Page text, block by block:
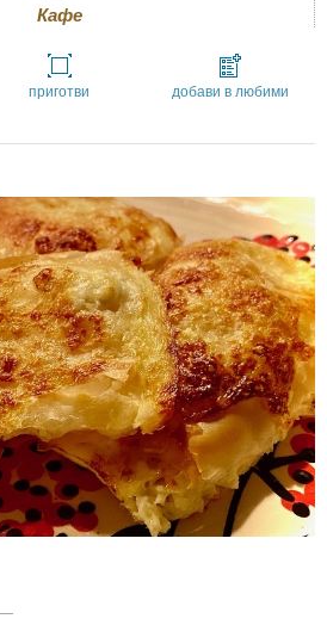
Кафе
приготви добави в любими